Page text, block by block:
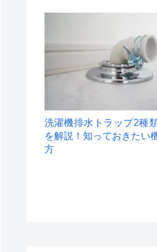
洗濯機排水トラップ2種
を解説！知っておきたい
方